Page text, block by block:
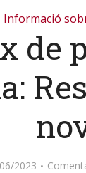
Informació
de
2023